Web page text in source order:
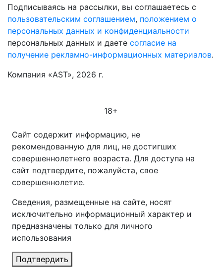
Подписываясь на рассылки, вы соглашаетесь с
пользовательским соглашением, положением о
персональных данных и конфиденциальности
персональных данных и даете согласие на
получение рекламно-информационных материалов.
Компания «AST», 2026 г.
18+
Сайт содержит информацию, не
рекомендованную для лиц, не достигших
совершеннолетнего возраста. Для доступа на
сайт подтвердите, пожалуйста, свое
совершеннолетие.
Сведения, размещенные на сайте, носят
исключительно информационный характер и
предназначены только для личного
использования
Подтвердить